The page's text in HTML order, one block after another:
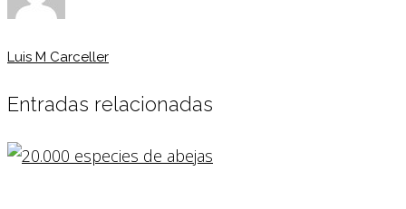
Luis M Carceller
Entradas relacionadas